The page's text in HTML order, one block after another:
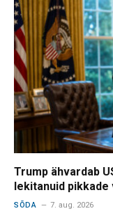
Trump ähvardab
lekitanuid
SÕDA 7. aug. 2026